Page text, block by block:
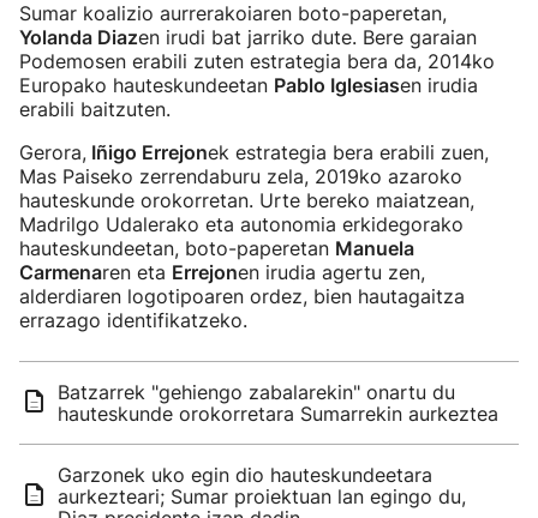
Sumar koalizio aurrerakoiaren boto-paperetan,
Yolanda Diazen irudi bat jarriko dute. Bere garaian
Podemosen erabili zuten estrategia bera da, 2014ko
Europako hauteskundeetan Pablo Iglesiasen irudia
erabili baitzuten.
Gerora, Iñigo Errejonek estrategia bera erabili zuen,
Mas Paiseko zerrendaburu zela, 2019ko azaroko
hauteskunde orokorretan. Urte bereko maiatzean,
Madrilgo Udalerako eta autonomia erkidegorako
hauteskundeetan, boto-paperetan Manuela
Carmenaren eta Errejonen irudia agertu zen,
alderdiaren logotipoaren ordez, bien hautagaitza
errazago identifikatzeko.
Batzarrek "gehiengo zabalarekin" onartu du
hauteskunde orokorretara Sumarrekin aurkeztea
Garzonek uko egin dio hauteskundeetara
aurkezteari; Sumar proiektuan lan egingo du,